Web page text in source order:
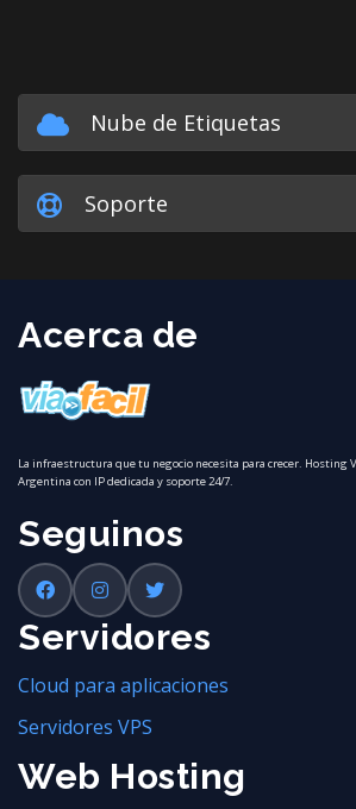
Nube de Etiquetas
Soporte
Acerca de
La infraestructura que tu negocio necesita para crecer. Hosting
Argentina con IP dedicada y soporte 24/7.
Seguinos
Servidores
Cloud para aplicaciones
Servidores VPS
Web Hosting